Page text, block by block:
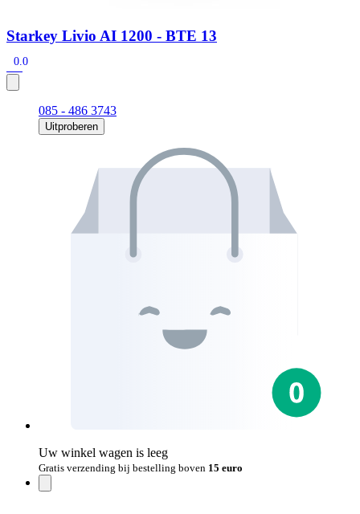
Starkey Livio AI 1200 - BTE 13
0.0
085 - 486 3743
Uitproberen
Uw winkel wagen is leeg
Gratis verzending bij bestelling boven 15 euro